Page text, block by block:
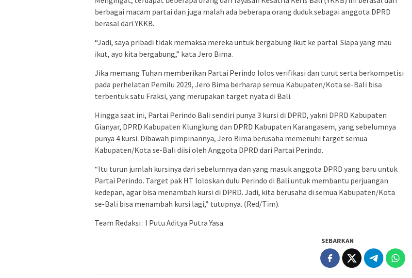
berbagai macam partai dan juga malah ada beberapa orang duduk sebagai anggota DPRD
berasal dari YKKB.
“Jadi, saya pribadi tidak memaksa mereka untuk bergabung ikut ke partai. Siapa yang mau
ikut, ayo kita bergabung,” kata Jero Bima.
Jika memang Tuhan memberikan Partai Perindo lolos verifikasi dan turut serta berkompetisi
pada perhelatan Pemilu 2029, Jero Bima berharap semua Kabupaten/Kota se-Bali bisa
terbentuk satu Fraksi, yang merupakan target nyata di Bali.
Hingga saat ini, Partai Perindo Bali sendiri punya 3 kursi di DPRD, yakni DPRD Kabupaten
Gianyar, DPRD Kabupaten Klungkung dan DPRD Kabupaten Karangasem, yang sebelumnya
punya 4 kursi. Dibawah pimpinannya, Jero Bima berusaha memenuhi target semua
Kabupaten/Kota se-Bali diisi oleh Anggota DPRD dari Partai Perindo.
“Itu turun jumlah kursinya dari sebelumnya dan yang masuk anggota DPRD yang baru untuk
Partai Perindo. Target pak HT loloskan dulu Perindo di Bali untuk membantu perjuangan
kedepan, agar bisa menambah kursi di DPRD. Jadi, kita berusaha di semua Kabupaten/Kota
se-Bali bisa menambah kursi lagi,” tutupnya. (Red/Tim).
Team Redaksi : I Putu Aditya Putra Yasa
SEBARKAN